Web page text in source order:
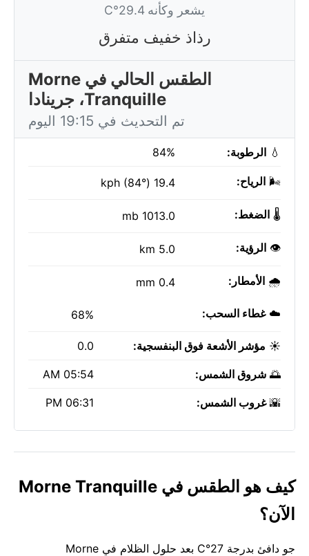
يشعر وكأنه 29.4°C
رذاذ خفيف متفرق
الطقس الحالي في Morne
Tranquille، جرينادا
تم التحديث في 19:15 اليوم
💧 الرطوبة: 84%
🌬️ الرياح: 19.4 kph (84°)
🌡️ الضغط: 1013.0 mb
👁️ الرؤية: 5.0 km
🌧️ الأمطار: 0.4 mm
☁️غطاء السحب: 68%
☀️ مؤشر الأشعة فوق البنفسجية: 0.0
🌅 شروق الشمس: 05:54 AM
🌇غروب الشمس: 06:31 PM
كيف هو الطقس في Morne Tranquille
الآن؟
جو دافئ بدرجة 27°C بعد حلول الظلام في Morne